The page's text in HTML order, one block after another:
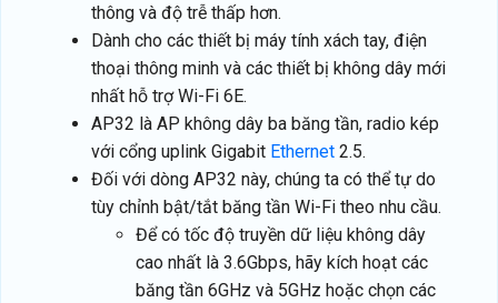
thông và độ trễ thấp hơn.
Dành cho các thiết bị máy tính xách tay, điện
thoại thông minh và các thiết bị không dây mới
nhất hỗ trợ Wi-Fi 6E.
AP32 là AP không dây ba băng tần, radio kép
với cổng uplink Gigabit Ethernet 2.5.
Đối với dòng AP32 này, chúng ta có thể tự do
tùy chỉnh bật/tắt băng tần Wi-Fi theo nhu cầu.
Để có tốc độ truyền dữ liệu không dây
cao nhất là 3.6Gbps, hãy kích hoạt các
băng tần 6GHz và 5GHz hoặc chọn các